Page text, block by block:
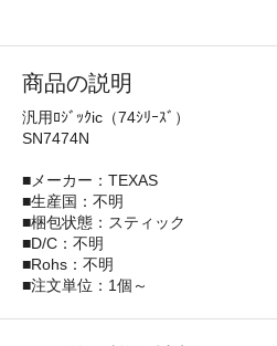
商品の説明
汎用ﾛｼﾞｯｸic（74ｼﾘｰｽﾞ）
SN7474N
■メーカー：TEXAS
■生産国：不明
■梱包状態：スティック
■D/C：不明
■Rohs：不明
■注文単位：1個～